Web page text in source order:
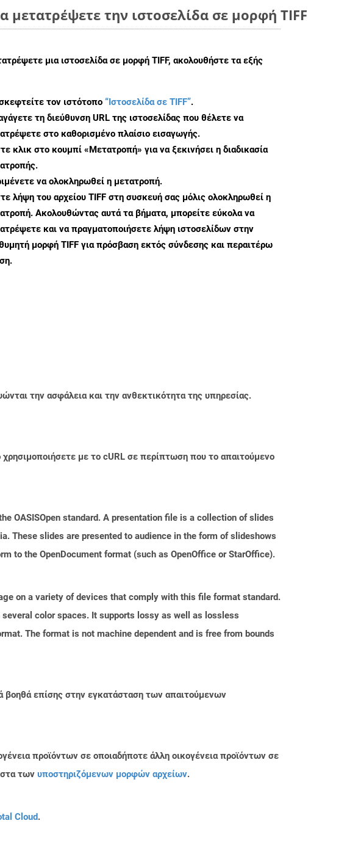
μετατρέψετε την ιστοσελίδα σε μορφή TIFF
μια ιστοσελίδα σε μορφή TIFF, ακολουθήστε τα εξής
τον ιστότοπο “Ιστοσελίδα σε TIFF”.
τη διεύθυνση URL της ιστοσελίδας που θέλετε να
στο καθορισμένο πλαίσιο εισαγωγής.
κλικ στο κουμπί «Μετατροπή» για να ξεκινήσει η διαδικασία
να ολοκληρωθεί η μετατροπή.
λήψη του αρχείου TIFF στη συσκευή σας μόλις ολοκληρωθεί η
Ακολουθώντας αυτά τα βήματα, μπορείτε εύκολα να
και να πραγματοποιήσετε λήψη ιστοσελίδων στην
μορφή TIFF για πρόσβαση εκτός σύνδεσης και περαιτέρω
την ασφάλεια και την ανθεκτικότητα της υπηρεσίας.
με το cURL σε περίπτωση που το απαιτούμενο
OASISOpen standard. A presentation file is a collection of slides
These slides are presented to audience in the form of slideshows
to the OpenDocument format (such as OpenOffice or StarOffice).
on a variety of devices that comply with this file format standard.
color spaces. It supports lossy as well as lossless
The format is not machine dependent and is free from bounds
βοηθά επίσης στην εγκατάσταση των απαιτούμενων
προϊόντων σε οποιαδήποτε άλλη οικογένεια προϊόντων σε
των υποστηριζόμενων μορφών αρχείων.
Cloud.